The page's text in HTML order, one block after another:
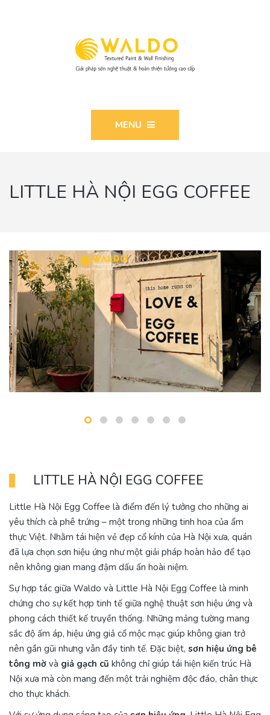
MENU
LITTLE HÀ NỘI EGG COFFEE
LITTLE HÀ NỘI EGG COFFEE
Little Hà Nội Egg Coffee là điểm đến lý tưởng cho những ai
yêu thích cà phê trứng – một trong những tinh hoa của ẩm
thực Việt. Nhằm tái hiện vẻ đẹp cổ kính của Hà Nội xưa, quán
đã lựa chọn sơn hiệu ứng như một giải pháp hoàn hảo để tạo
nên không gian mang đậm dấu ấn hoài niệm.
Sự hợp tác giữa Waldo và Little Hà Nội Egg Coffee là minh
chứng cho sự kết hợp tinh tế giữa nghệ thuật sơn hiệu ứng và
phong cách thiết kế truyền thống. Những mảng tường mang
sắc độ ấm áp, hiệu ứng giả cổ mộc mạc giúp không gian trở
nên gần gũi nhưng vẫn đầy tinh tế. Đặc biệt, sơn hiệu ứng bê
tông mờ và giả gạch cũ không chỉ giúp tái hiện kiến trúc Hà
Nội xưa mà còn mang đến một trải nghiệm độc đáo, chân thực
cho thực khách.